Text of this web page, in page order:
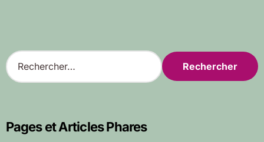
R
e
c
r
cPages et Articles Phares